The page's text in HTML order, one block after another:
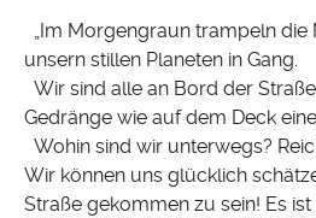
„Im Morgengraun trampeln die
unsern stillen Planeten in Gang.
Wir sind alle an Bord der
Gedränge wie auf dem Deck
Wohin sind wir unterwegs?
Wir können uns glücklich
Straße gekommen zu sein! Es